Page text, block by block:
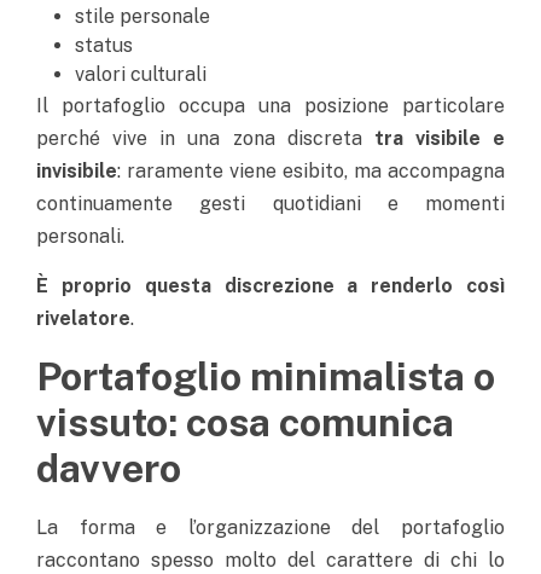
stile personale
status
valori culturali
Il portafoglio occupa una posizione particolare
perché vive in una zona discreta tra visibile e
invisibile: raramente viene esibito, ma accompagna
continuamente gesti quotidiani e momenti
personali.
È proprio questa discrezione a renderlo così
rivelatore.
Portafoglio minimalista o
vissuto: cosa comunica
davvero
La forma e l’organizzazione del portafoglio
raccontano spesso molto del carattere di chi lo